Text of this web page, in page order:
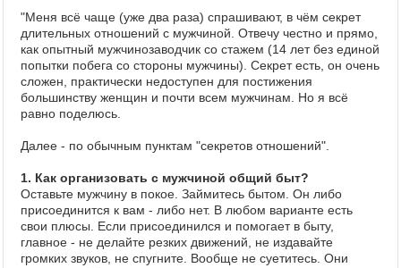
Фототоп
Видеотоп
"Меня всё чаще (уже два раза) спрашивают, в чём секрет
длительных отношений с мужчиной. Отвечу честно и прямо,
как опытный мужчинозаводчик со стажем (14 лет без единой
попытки побега со стороны мужчины). Секрет есть, он очень
сложен, практически недоступен для постижения
большинству женщин и почти всем мужчинам. Но я всё
равно поделюсь.
Далее - по обычным пунктам "секретов отношений".
1. Как организовать с мужчиной общий быт?
Оставьте мужчину в покое. Займитесь бытом. Он либо
присоединится к вам - либо нет. В любом варианте есть
свои плюсы. Если присоединился и помогает в быту,
главное - не делайте резких движений, не издавайте
громких звуков, не спугните. Вообще не суетитесь. Они